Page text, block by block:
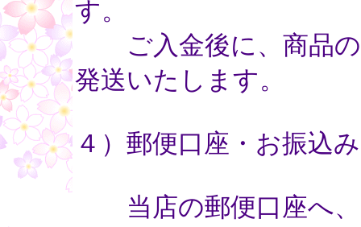
す。
ご入金後に、商品の
発送いたします。
４）郵便口座・お振込
当店の郵便口座へ、